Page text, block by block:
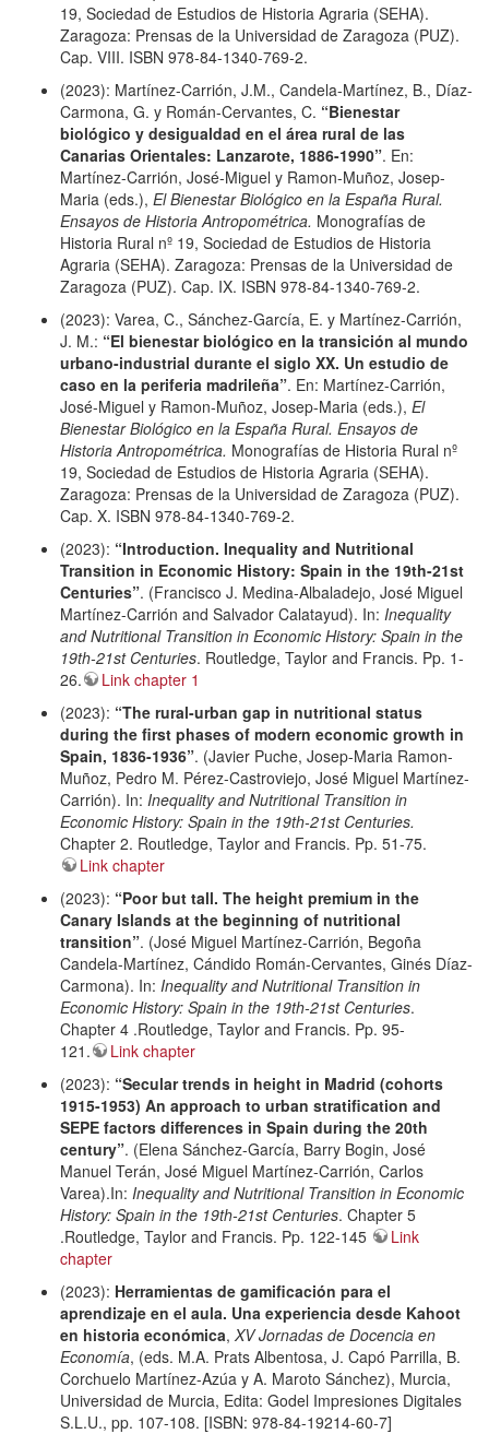
19, Sociedad de Estudios de Historia Agraria (SEHA).
Zaragoza: Prensas de la Universidad de Zaragoza (PUZ).
Cap. VIII. ISBN 978-84-1340-769-2.
(2023): Martínez-Carrión, J.M., Candela-Martínez, B., Díaz-
Carmona, G. y Román-Cervantes, C. “Bienestar
biológico y desigualdad en el área rural de las
Canarias Orientales: Lanzarote, 1886-1990”. En:
Martínez-Carrión, José-Miguel y Ramon-Muñoz, Josep-
Maria (eds.), El Bienestar Biológico en la España Rural.
Ensayos de Historia Antropométrica. Monografías de
Historia Rural nº 19, Sociedad de Estudios de Historia
Agraria (SEHA). Zaragoza: Prensas de la Universidad de
Zaragoza (PUZ). Cap. IX. ISBN 978-84-1340-769-2.
(2023): Varea, C., Sánchez-García, E. y Martínez-Carrión,
J. M.: “El bienestar biológico en la transición al mundo
urbano-industrial durante el siglo XX. Un estudio de
caso en la periferia madrileña”. En: Martínez-Carrión,
José-Miguel y Ramon-Muñoz, Josep-Maria (eds.), El
Bienestar Biológico en la España Rural. Ensayos de
Historia Antropométrica. Monografías de Historia Rural nº
19, Sociedad de Estudios de Historia Agraria (SEHA).
Zaragoza: Prensas de la Universidad de Zaragoza (PUZ).
Cap. X. ISBN 978-84-1340-769-2.
(2023): “Introduction. Inequality and Nutritional
Transition in Economic History: Spain in the 19th-21st
Centuries”. (Francisco J. Medina-Albaladejo, José Miguel
Martínez-Carrión and Salvador Calatayud). In: Inequality
and Nutritional Transition in Economic History: Spain in the
19th-21st Centuries. Routledge, Taylor and Francis. Pp. 1-
26.
Link chapter 1
(2023): “The rural-urban gap in nutritional status
during the first phases of modern economic growth in
Spain, 1836-1936”. (Javier Puche, Josep-Maria Ramon-
Muñoz, Pedro M. Pérez-Castroviejo, José Miguel Martínez-
Carrión). In: Inequality and Nutritional Transition in
Economic History: Spain in the 19th-21st Centuries.
Chapter 2. Routledge, Taylor and Francis. Pp. 51-75.
Link chapter
(2023): “Poor but tall. The height premium in the
Canary Islands at the beginning of nutritional
transition”. (José Miguel Martínez-Carrión, Begoña
Candela-Martínez, Cándido Román-Cervantes, Ginés Díaz-
Carmona). In: Inequality and Nutritional Transition in
Economic History: Spain in the 19th-21st Centuries.
Chapter 4 .Routledge, Taylor and Francis. Pp. 95-
121.
Link chapter
(2023): “Secular trends in height in Madrid (cohorts
1915-1953) An approach to urban stratification and
SEPE factors differences in Spain during the 20th
century”. (Elena Sánchez-García, Barry Bogin, José
Manuel Terán, José Miguel Martínez-Carrión, Carlos
Varea).In: Inequality and Nutritional Transition in Economic
History: Spain in the 19th-21st Centuries. Chapter 5
.Routledge, Taylor and Francis. Pp. 122-145
Link
chapter
(2023): Herramientas de gamificación para el
aprendizaje en el aula. Una experiencia desde Kahoot
en historia económica, XV Jornadas de Docencia en
Economía, (eds. M.A. Prats Albentosa, J. Capó Parrilla, B.
Corchuelo Martínez-Azúa y A. Maroto Sánchez), Murcia,
Universidad de Murcia, Edita: Godel Impresiones Digitales
S.L.U., pp. 107-108. [ISBN: 978-84-19214-60-7]